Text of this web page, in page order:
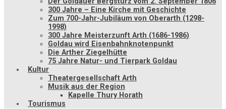
300 Jahre – Eine Kirche mit Geschichte
Zum 700-Jahr-Jubiläum von Oberarth (1298-
1998)
300 Jahre Meisterzunft Arth (1686-1986)
Goldau wird Eisenbahnknotenpunkt
Die Arther Ziegelhütte
75 Jahre Natur- und Tierpark Goldau
Kultur
Theatergesellschaft Arth
Musik aus der Region
Kapelle Thury Horath
Tourismus